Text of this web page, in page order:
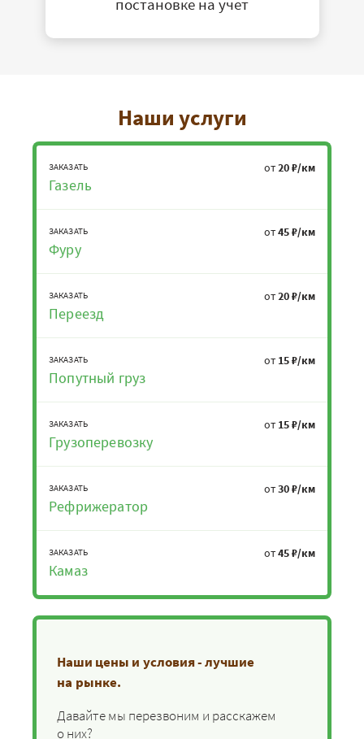
Наши услуги
ЗАКАЗАТЬ
Газель
от20 ₽/км
ЗАКАЗАТЬ
Фуру
от45 ₽/км
ЗАКАЗАТЬ
Переезд
от20 ₽/км
ЗАКАЗАТЬ
Попутный груз
от 15 ₽/км
ЗАКАЗАТЬ
Грузоперевозку
от 15 ₽/км
ЗАКАЗАТЬ
Рефрижератор
от30 ₽/км
ЗАКАЗАТЬ
Камаз
от45 ₽/км
Наши цены и условия - лучшие
на рынке.
Давайте мы перезвоним и расскажем
о них?